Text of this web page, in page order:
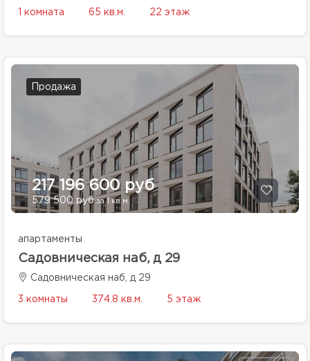
1 комната 65 кв.м. 22 этаж
Продажа
217 196 600 руб
579 500 руб за 1 кв.м.
апартаменты
Садовническая наб, д 29
Садовническая наб, д 29
3 комнаты 374.8 кв.м. 5 этаж